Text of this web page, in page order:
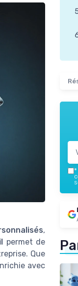
,
permet de
Que
avec
*